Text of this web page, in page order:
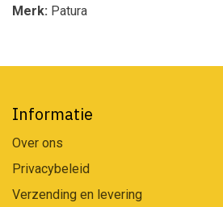
Merk: Patura
Informatie
Over ons
Privacybeleid
Verzending en levering